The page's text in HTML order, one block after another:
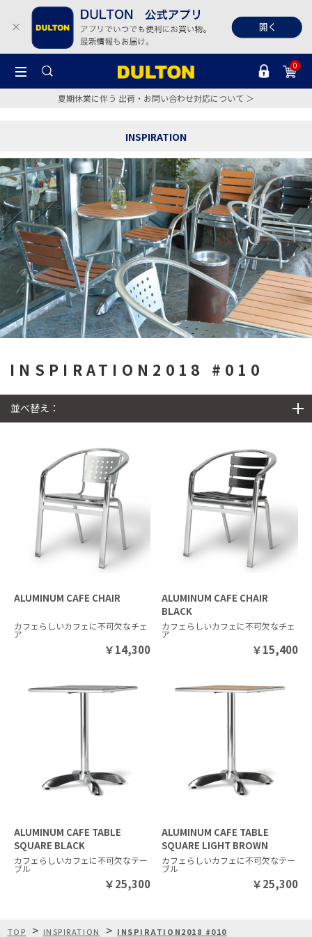
0
夏期休業に伴う 出荷・お問い合わせ対応について ＞
INSPIRATION
INSPIRATION2018 #010
並べ替え：
ALUMINUM CAFE CHAIR
カフェらしいカフェに不可欠なチェ
ア
￥14,300
ALUMINUM CAFE CHAIR
BLACK
カフェらしいカフェに不可欠なチェ
ア
￥15,400
ALUMINUM CAFE TABLE
SQUARE BLACK
カフェらしいカフェに不可欠なテー
ブル
￥25,300
ALUMINUM CAFE TABLE
SQUARE LIGHT BROWN
カフェらしいカフェに不可欠なテー
ブル
￥25,300
TOP > INSPIRATION > INSPIRATION2018 #010